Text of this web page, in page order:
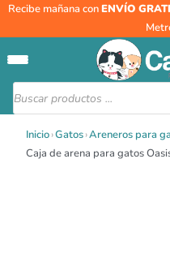
Recibe mañana conENVÍO
Búsqueda
de
productos
Inicio›Gatos›Areneros para
Caja de arena para gatos